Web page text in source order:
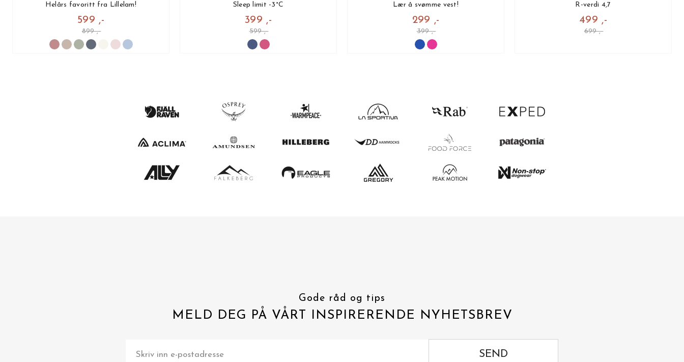
Helårs favoritt fra Lillelam!
599 ,-
899 ,-
Sleep limit -3°C
399 ,-
599 ,-
Lær å svømme vest!
299 ,-
399 ,-
R-verdi 4,7
499 ,-
699 ,-
Gode råd og tips
MELD DEG PÅ VÅRT INSPIRERENDE NYHETSBREV
SEND